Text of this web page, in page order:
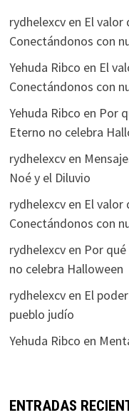
rydhelexcven El valor
Conectándonos con
Yehuda Ribco en El
Conectándonos con
Yehuda Ribco en Por
Eterno no celebra
rydhelexcven
Noé y el Diluvio
rydhelexcven El valor
Conectándonos con
rydhelexcven Por
no celebra Halloween
rydhelexcven El
pueblo judío
Yehuda Ribco en
ENTRADAS